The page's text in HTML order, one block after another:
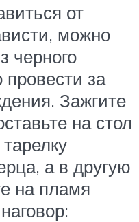
от
можно
черного
за
Зажгите
на стол
а в другую
на пламя